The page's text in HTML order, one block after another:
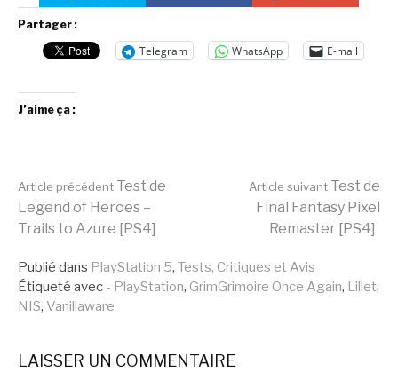
Partager :
Telegram WhatsApp E-mail
J’aime ça :
Lire
la
suite
Article précédent Test de
Legend of Heroes –
Trails to Azure [PS4]
Article suivant Test de
Final Fantasy Pixel
Remaster [PS4]
Publié dans PlayStation 5, Tests, Critiques et Avis
Étiqueté avec - PlayStation, GrimGrimoire Once Again, Lillet,
NIS, Vanillaware
LAISSER UN COMMENTAIRE